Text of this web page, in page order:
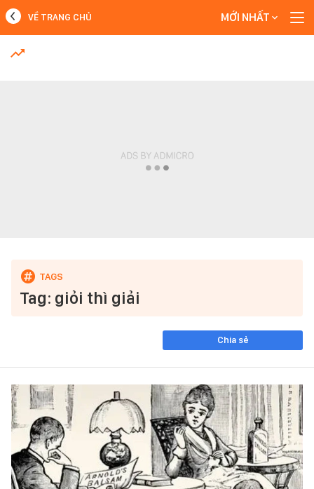
MỚI NHẤT
VỀ TRANG CHỦ MỚI NHẤT
Tag: giỏi thì giải
Chia sẻ